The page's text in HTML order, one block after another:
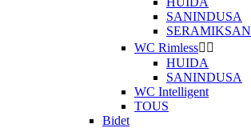
SANINDUSA
SERAMIKSAN
WC Rimless 
HUIDA
SANINDUSA
WC Intelligent
TOUS
Bidet